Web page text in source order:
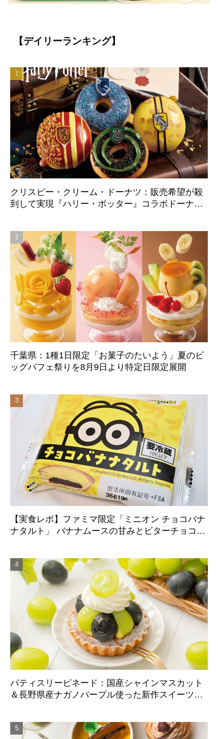
【デイリーランキング】
クリスピー・クリーム・ドーナツ：販売希望が殺
到して実現『ハリー・ポッター』コラボドーナツ
千葉県：1種1日限定「お菓子のたいよう」夏のビ
ッグパフェ祭りを8月9日より特定日限定展開
【実食レポ】ファミマ限定「ミニオン チョコバナ
ナタルト」 バナナムースの甘みとビターチョコが
パティスリーピネード：国産シャインマスカット
＆長野県産ナガノパープル使った新作スイーツ、9